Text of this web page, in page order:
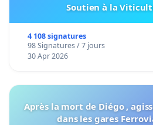
Soutien à la
4 108 signatures
98 Signatures / 7 jours
30 Apr 2026
Après la mort de Diégo ,
dans les gares